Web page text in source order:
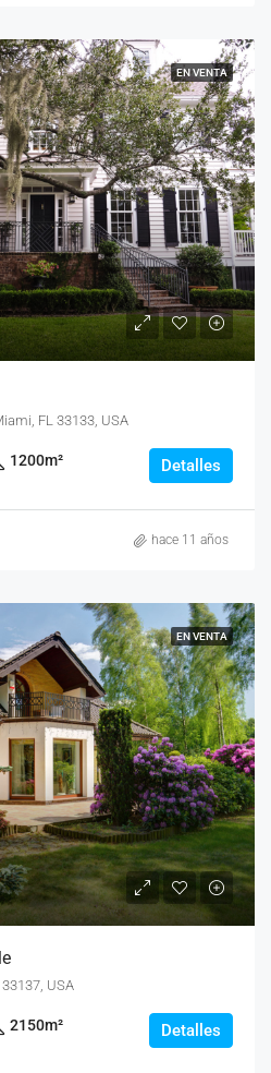
EN VENTA
FL 33133, USA
1200m² Detalles
hace 11 años
EN VENTA
USA
2150m² Detalles